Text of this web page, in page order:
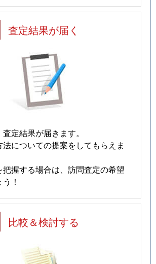
査定結果が届く
定結果が届きます。
についての提案をしてもらえま
把握する場合は、訪問査定の希望
！
比較＆検討する